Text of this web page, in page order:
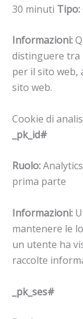
30 minuti Tipo:
Informazioni:
distinguere tra
per il sito web,
sito web.
Cookie di
_pk_id#
Ruolo:Analytics
prima parte
Informazioni:
mantenere le
un utente ha
raccolte
_pk_ses#